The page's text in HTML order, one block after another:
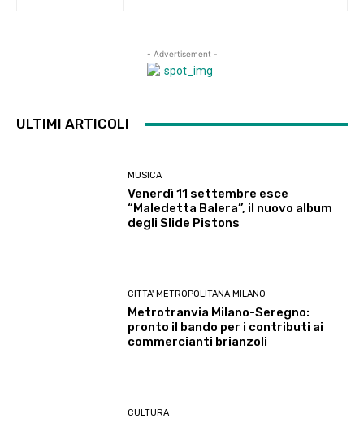
- Advertisement -
ULTIMI ARTICOLI
MUSICA
Venerdì 11 settembre esce
“Maledetta Balera”, il nuovo album
degli Slide Pistons
CITTA' METROPOLITANA MILANO
Metrotranvia Milano-Seregno:
pronto il bando per i contributi ai
commercianti brianzoli
CULTURA